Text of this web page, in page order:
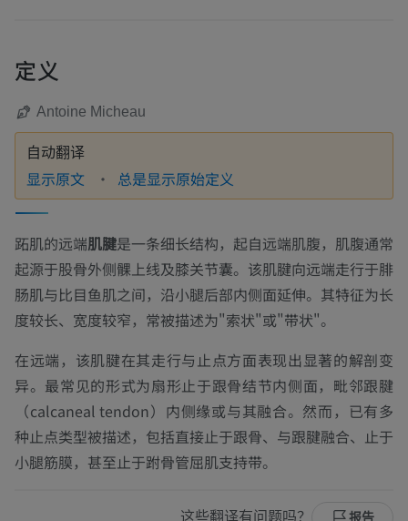
定义
Antoine Micheau
自动翻译
显示原文 总是显示原始定义
跖肌的远端肌腱是一条细长结构，起自远端肌腹，肌腹通常
起源于股骨外侧髁上线及膝关节囊。该肌腱向远端走行于腓
肠肌与比目鱼肌之间，沿小腿后部内侧面延伸。其特征为长
度较长、宽度较窄，常被描述为"索状"或"带状"。
在远端，该肌腱在其走行与止点方面表现出显著的解剖变
异。最常见的形式为扇形止于跟骨结节内侧面，毗邻跟腱
（calcaneal tendon）内侧缘或与其融合。然而，已有多
种止点类型被描述，包括直接止于跟骨、与跟腱融合、止于
小腿筋膜，甚至止于跗骨管屈肌支持带。
这些翻译有问题吗？ 报告